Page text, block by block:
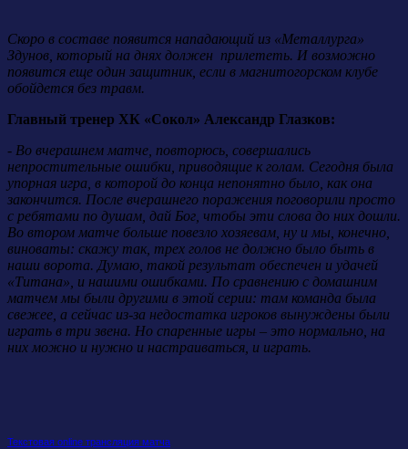
Скоро в составе появится нападающий из «Металлурга»
Здунов, который на днях должен прилететь. И возможно
появится еще один защитник, если в магнитогорском клубе
обойдется без травм.
Главный тренер ХК «Сокол» Александр Глазков:
- Во вчерашнем матче, повторюсь, совершались
непростительные ошибки, приводящие к голам. Сегодня была
упорная игра, в которой до конца непонятно было, как она
закончится. После вчерашнего поражения поговорили просто
с ребятами по душам, дай Бог, чтобы эти слова до них дошли.
Во втором матче больше повезло хозяевам, ну и мы, конечно,
виноваты: скажу так, трех голов не должно было быть в
наши ворота. Думаю, такой результат обеспечен и удачей
«Титана», и нашими ошибками. По сравнению с домашним
матчем мы были другими в этой серии: там команда была
свежее, а сейчас из-за недостатка игроков вынуждены были
играть в три звена. Но спаренные игры – это нормально, на
них можно и нужно и настраиваться, и играть.
Текстовая online трансляция матча